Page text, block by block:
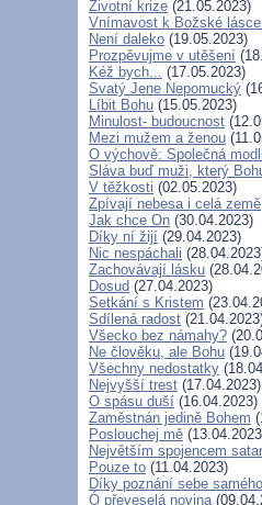
Životní krize (21.05.2023)
Vnímavost k Božské
Není daleko (19.05.2023)
Prozpěvujme v utěšení
Kéž bych... (17.05.2023)
Svatý Jene Nepomucký
Líbit Bohu (15.05.2023)
Minulost- budoucnost
Mezi mužem a ženou
O výchově: Společná
Sláva buď muži, který
V těžkosti (02.05.2023)
Zpívají nebesa i celá země
Jak chce On (30.04.2023)
Díky ní žijí (29.04.2023)
Nic nespáchali
Zachovávají lásku
Dosud (27.04.2023)
Setkání s Kristem
Sdílená radost
Všecko bez námahy?
Ne člověku, ale Bohu
Všechny nedostatky
Nejvyšší trest (17.04.2023)
O spásu duší (16.04.2023)
Zaměstnán jedině Bohem
Poslouchej mě
Největším spojencem
Pouze to (11.04.2023)
Díky poznání sebe samého
Ó převeselá novina